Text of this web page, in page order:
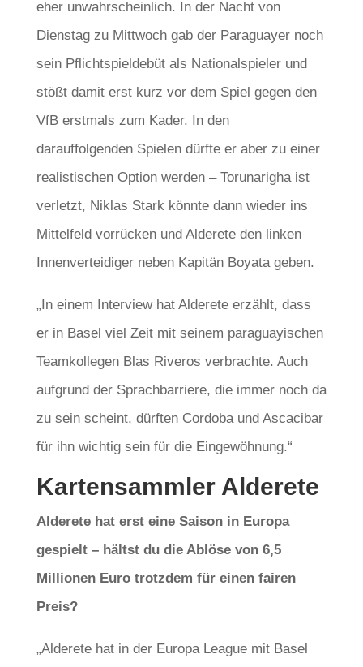
eher unwahrscheinlich. In der Nacht von
Dienstag zu Mittwoch gab der Paraguayer noch
sein Pflichtspieldebüt als Nationalspieler und
stößt damit erst kurz vor dem Spiel gegen den
VfB erstmals zum Kader. In den
darauffolgenden Spielen dürfte er aber zu einer
realistischen Option werden – Torunarigha ist
verletzt, Niklas Stark könnte dann wieder ins
Mittelfeld vorrücken und Alderete den linken
Innenverteidiger neben Kapitän Boyata geben.
„In einem Interview hat Alderete erzählt, dass
er in Basel viel Zeit mit seinem paraguayischen
Teamkollegen Blas Riveros verbrachte. Auch
aufgrund der Sprachbarriere, die immer noch da
zu sein scheint, dürften Cordoba und Ascacibar
für ihn wichtig sein für die Eingewöhnung.“
Kartensammler Alderete
Alderete hat erst eine Saison in Europa
gespielt – hältst du die Ablöse von 6,5
Millionen Euro trotzdem für einen fairen
Preis?
„Alderete hat in der Europa League mit Basel